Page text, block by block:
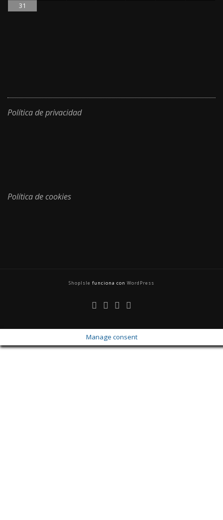
31
Política de privacidad
Política de cookies
ShopIsle funciona con WordPress
Manage consent